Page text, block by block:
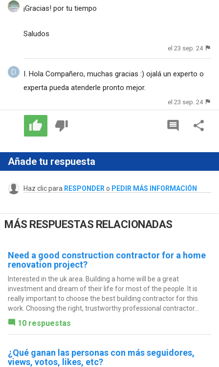
¡Gracias! por tu tiempo
Saludos
el 23 sep. 24
I. Hola Compañero, muchas gracias :) ojalá un experto o
experta pueda atenderle pronto mejor.
el 23 sep. 24
Añade tu respuesta
Haz clic para RESPONDER o PEDIR MÁS INFORMACIÓN
MÁS RESPUESTAS RELACIONADAS
Need a good construction contractor for a home
renovation project?
Interested in the uk area. Building a home will be a great
investment and dream of their life for most of the people. It is
really important to choose the best building contractor for this
work. Choosing the right, trustworthy professional contractor...
10 respuestas
¿Qué ganan las personas con más seguidores,
views, votos, likes, etc?